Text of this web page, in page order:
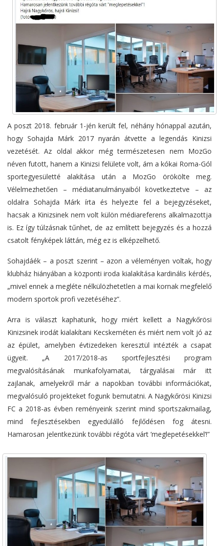
A poszt 2018. február 1-jén került fel, néhány hónappal azután,
hogy Sohajda Márk 2017 nyarán átvette a legendás Kinizsi
vezetését. Az oldal akkor még természetesen nem MozGo
néven futott, hanem a Kinizsi felülete volt, ám a kókai Roma-Gól
sportegyesületté alakítása után a MozGo örökölte meg.
Vélelmezhetően – médiatanulmányaiból következtetve – az
oldalra Sohajda Márk írta és helyezte fel a bejegyzéseket,
hacsak a Kinizsinek nem volt külön médiareferens alkalmazottja
is. Ez így túlzásnak tűnhet, de az említett bejegyzés és a hozzá
csatolt fényképek láttán, még ez is elképzelhető.
Sohajdáék – a poszt szerint – azon a véleményen voltak, hogy
klubház hiányában a központi iroda kialakítása kardinális kérdés,
„mivel ennek a megléte nélkülözhetetlen a mai kornak megfelelő
modern sportok profi vezetéséhez”.
Arra is választ kaphatunk, hogy miért kellett a Nagykőrösi
Kinizsinek irodát kialakítani Kecskeméten és miért nem volt jó az
az épület, amelyben évtizedeken keresztül intézték a csapat
ügyeit. „A 2017/2018-as sportfejlesztési program
megvalósításának munkafolyamatai, tárgyalásai már itt
zajlanak, amelyekről már a napokban további információkat,
megvalósuló projekteket fogunk bemutatni. A Nagykőrösi Kinizsi
FC a 2018-as évben reményeink szerint mind sportszakmailag,
mind fejlesztésekben egyedülálló fejlődésen fog átesni.
Hamarosan jelentkezünk további régóta várt ’meglepetésekkel’!”